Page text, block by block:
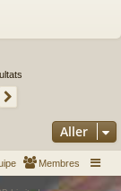
Aller
Membres